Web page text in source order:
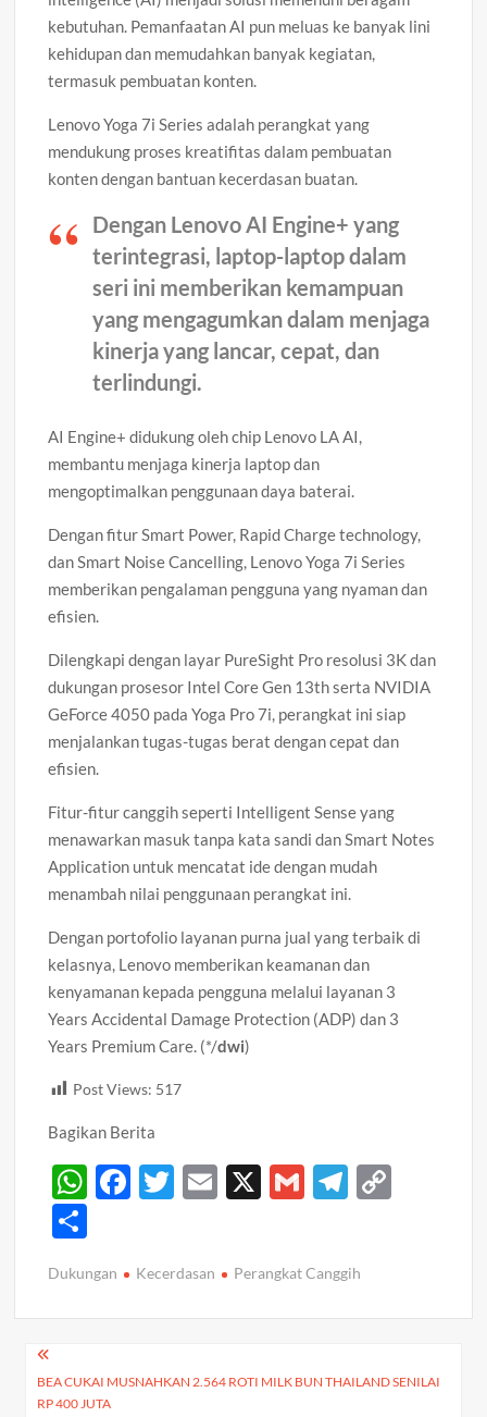
kebutuhan. Pemanfaatan AI pun meluas ke banyak lini
kehidupan dan memudahkan banyak kegiatan,
termasuk pembuatan konten.
Lenovo Yoga 7i Series adalah perangkat yang
mendukung proses kreatifitas dalam pembuatan
konten dengan bantuan kecerdasan buatan.
Dengan Lenovo AI Engine+ yang
terintegrasi, laptop-laptop dalam
seri ini memberikan kemampuan
yang mengagumkan dalam menjaga
kinerja yang lancar, cepat, dan
terlindungi.
AI Engine+ didukung oleh chip Lenovo LA AI,
membantu menjaga kinerja laptop dan
mengoptimalkan penggunaan daya baterai.
Dengan fitur Smart Power, Rapid Charge technology,
dan Smart Noise Cancelling, Lenovo Yoga 7i Series
memberikan pengalaman pengguna yang nyaman dan
efisien.
Dilengkapi dengan layar PureSight Pro resolusi 3K dan
dukungan prosesor Intel Core Gen 13th serta NVIDIA
GeForce 4050 pada Yoga Pro 7i, perangkat ini siap
menjalankan tugas-tugas berat dengan cepat dan
efisien.
Fitur-fitur canggih seperti Intelligent Sense yang
menawarkan masuk tanpa kata sandi dan Smart Notes
Application untuk mencatat ide dengan mudah
menambah nilai penggunaan perangkat ini.
Dengan portofolio layanan purna jual yang terbaik di
kelasnya, Lenovo memberikan keamanan dan
kenyamanan kepada pengguna melalui layanan 3
Years Accidental Damage Protection (ADP) dan 3
Years Premium Care. (*/dwi)
Post Views: 517
Bagikan Berita
W
s
A
p
F
b
o
k
T
er
E
X
G
T
gr
a
Li
k
ar
e
Dukungan Kecerdasan Perangkat Canggih
Navigasi
pos
BEA CUKAI MUSNAHKAN 2.564 ROTI MILK BUN THAILAND SENILAI
RP 400 JUTA